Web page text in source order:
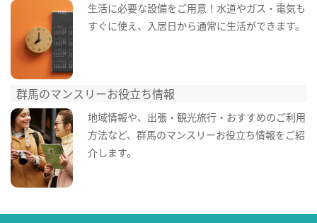
生活に必要な設備をご用意！水道やガス・電気も
すぐに使え、入居日から通常に生活ができます。
群馬のマンスリーお役立ち情報
地域情報や、出張・観光旅行・おすすめのご利用
方法など、群馬のマンスリーお役立ち情報をご紹
介します。